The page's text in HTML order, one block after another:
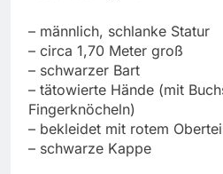
– männlich, schlanke Statur
– circa 1,70 Meter groß
– schwarzer Bart
– tätowierte Hände (mit
Fingerknöcheln)
– bekleidet mit rotem
– schwarze Kappe